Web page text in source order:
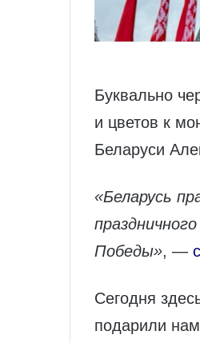
Буквально
и цветов к
Беларуси
«Беларусь
Победы», —
Сегодня
подарили